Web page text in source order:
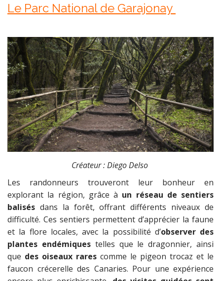
Le Parc National de Garajonay
Créateur : Diego Delso
Les randonneurs trouveront leur bonheur en
explorant la région, grâce à un réseau de sentiers
balisés dans la forêt, offrant différents niveaux de
difficulté. Ces sentiers permettent d’apprécier la faune
et la flore locales, avec la possibilité d’observer des
plantes endémiquestelles que le dragonnier, ainsi
que des oiseaux rares comme le pigeon trocaz et le
faucon crécerelle des Canaries. Pour une expérience